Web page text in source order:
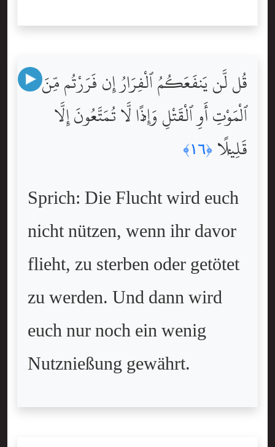
قُل لَّن يَنفَعَكُمُ ٱلْفِرَارُ إِن فَرَرْتُم مِّنَ
ٱلْمَوْتِ أَوِ ٱلْقَتْلِ وَإِذًۭا لَّا تُمَتَّعُونَ إِلَّا
قَلِيلًۭا ﴿١٦﴾
Sprich: Die Flucht wird euch
nicht nützen, wenn ihr davor
flieht, zu sterben oder getötet
zu werden. Und dann wird
euch nur noch ein wenig
Nutznießung gewährt.